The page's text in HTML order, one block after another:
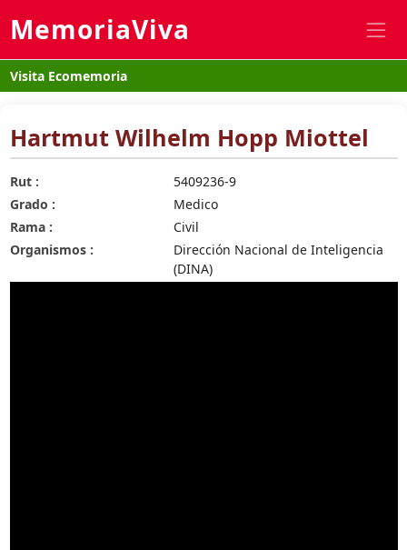
MemoriaViva
Visita Ecomemoria
Hartmut Wilhelm Hopp Miottel
Rut :
5409236-9
Grado :
Medico
Rama :
Civil
Organismos :
Dirección Nacional de Inteligencia
(DINA)